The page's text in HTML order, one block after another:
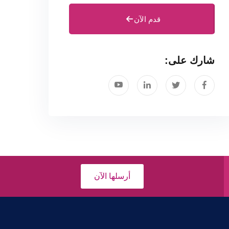
قدم الآن
شارك على:
أرسلها الآن